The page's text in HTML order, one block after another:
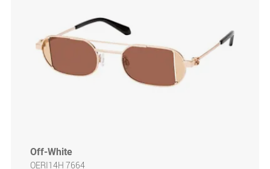
Off-White
OERI14H 7664